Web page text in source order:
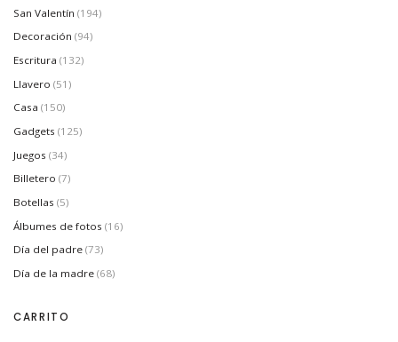
i
o
i
o
San Valentín (194)
Decoración (94)
Escritura (132)
Llavero (51)
Casa (150)
Gadgets (125)
Juegos (34)
Billetero (7)
Botellas (5)
Álbumes de fotos (16)
Día del padre (73)
Día de la madre (68)
CARRITO